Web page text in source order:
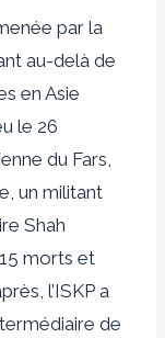
par la
au-delà de
en Asie
le 26
du Fars,
un militant
Shah
morts et
l’ISKP a
de